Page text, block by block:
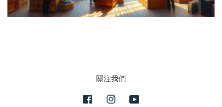
關注我們
FacebookInstagram